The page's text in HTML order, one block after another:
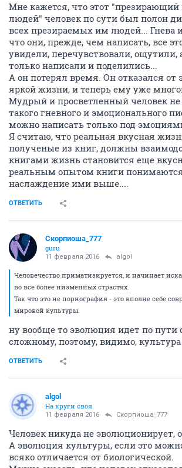
Мне кажется, что этот "презирающий
людей" человек по сути был полон
всех презираемых им людей... Гнева
что они, прежде, чем написать, все
увидели, перечувствовали, ощутили,
только написали и поделились...
А он потерял время. Он отказался от
яркой жизни, и теперь ему уже
Мудрый и просветленный человек
такого гневного и эмоционального
можно написать только под
Я считаю, что реальная вкусная
полученые из книг, должны
книгами жизнь становится еще
реальным опытом книги
наслаждение ими выше....
ОТВЕТИТЬ
Скорпиоша_777
guru
11 февраля 2016 аlgоl
Человечество приматизируется, и начинает
во все более низменных страстях.
Так что это не порнография - это вполне себе
мировой культуры.
ну вообще то эволюция идет по пути
сложному, поэтому, видимо,
ОТВЕТИТЬ
аlgоl
На круги своя
11 февраля 2016 Скорпиоша_777
Человек никуда не эволюционирует,
А эволюция культуры, если это
всяко отличается от биологической.